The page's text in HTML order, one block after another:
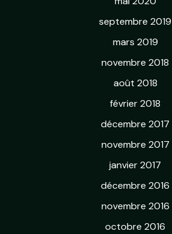
septembre 2019
mars 2019
novembre 2018
août 2018
février 2018
décembre 2017
novembre 2017
janvier 2017
décembre 2016
novembre 2016
octobre 2016